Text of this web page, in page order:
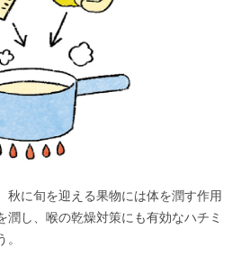
秋に旬を迎える果物には体を潤す作用
潤し、喉の乾燥対策にも有効なハチミ